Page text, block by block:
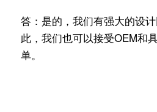
答：是的，我们有强大的设
此，我们也可以接受OEM和
单。